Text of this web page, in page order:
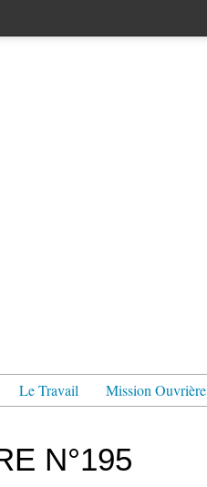
Le Travail Mission Ouvrière
N°195